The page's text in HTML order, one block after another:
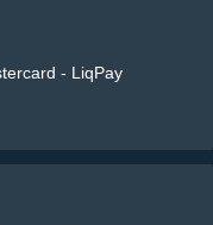
- LiqPay